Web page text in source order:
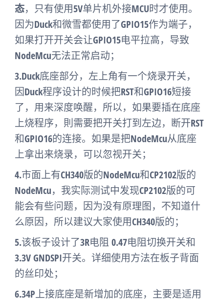
态，只有使用5V单片机外接MCU时才使用。
因为Duck和微雪都使用了GPIO15作为端子，
如果打开开关会让GPIO15电平拉高，导致
NodeMcu无法正常启动；
3.Duck底座部分，左上角有一个烧录开关，
因Duck程序设计的时候把RST和GPIO16短接
了，用来深度唤醒，所以，如果要插在底座
上烧程序，則需要把开关打到左边，断开RST
和GPIO16的连接。如果是把NodeMcu从底座
上拿出来烧录，可以忽视开关；
4.市面上有CH340版的NodeMcu和CP2102版的
NodeMcu，我实际测试中发现CP2102版的可
能会有些问题，因为没有原理图，不知道什
么原因，所以建议大家使用CH340版的；
5.该板子设计了3R电阻 0.47电阻切换开关和
3.3V GNDSPI开关。详细使用方法在板子背面
的丝印处；
6.34P上接底座是新增加的底座，主要是适用